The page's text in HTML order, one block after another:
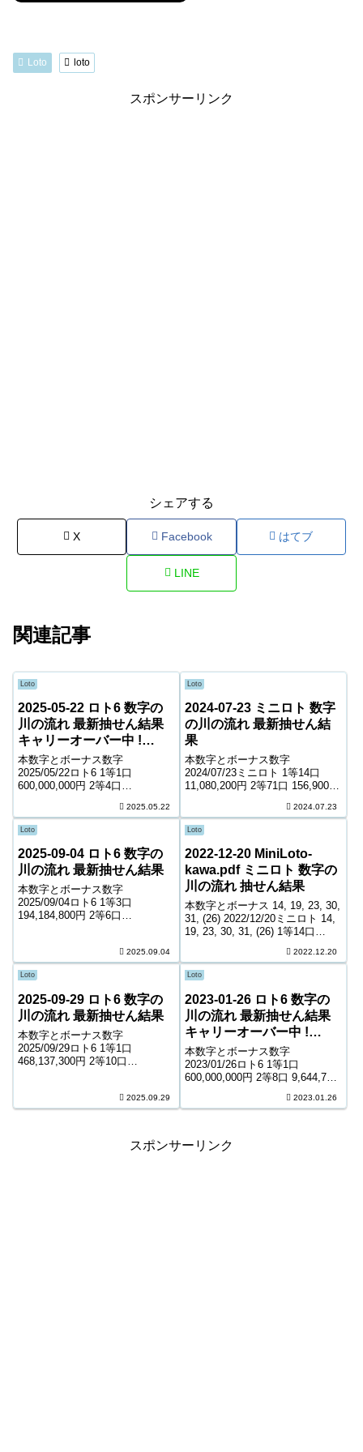
Loto loto
スポンサーリンク
シェアする
X Facebook はてブ
LINE
関連記事
Loto
2025-05-22 ロト6 数字の
川の流れ 最新抽せん結果
キャリーオーバー中 !
755,578,703円
本数字とボーナス数字
2025/05/22ロト6 1等1口
600,000,000円 2等4口
円 4等13,087口 7,900円 5等
215,342口 1,000円 キャリーオー
バー ...
2025.05.22
Loto
2024-07-23 ミニロト 数字
の川の流れ 最新抽せん結
果
本数字とボーナス数字
2024/07/23ミニロト 1等14口
11,080,200円 2等71口 156,900円
口 1,000円 ＊抽せんの結果は最
終的に発売元の発表のものと照
合して下...
2024.07.23
Loto
2025-09-04 ロト6 数字の
川の流れ 最新抽せん結果
本数字とボーナス数字
2025/09/04ロト6 1等3口
194,184,800円 2等6口
218,931口 1,000円 キャリーオー
バー ...
2025.09.04
Loto
2022-12-20 MiniLoto-
kawa.pdf ミニロト 数字の
川の流れ 抽せん結果
本数字とボーナス 14, 19, 23, 30,
31, (26) 2022/12/20ミニロト 14,
19, 23, 30, 31, (26) 1等14口
2022.12.20
Loto
2025-09-29 ロト6 数字の
川の流れ 最新抽せん結果
本数字とボーナス数字
2025/09/29ロト6 1等1口
468,137,300円 2等10口
口 1,000円 キャリーオーバー ...
2025.09.29
Loto
2023-01-26 ロト6 数字の
川の流れ 最新抽せん結果
キャリーオーバー中 !
155,247,670円
本数字とボーナス数字
2023/01/26ロト6 1等1口
600,000,000円 2等8口 9,644,700
15,702口 5,600円 5等234,463口
2023.01.26
スポンサーリンク